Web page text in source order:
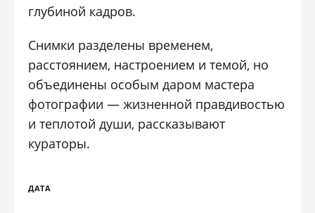
глубиной кадров.
Снимки разделены временем,
расстоянием, настроением и темой, но
объединены особым даром мастера
фотографии — жизненной правдивостью
и теплотой души, рассказывают
кураторы.
ДАТА